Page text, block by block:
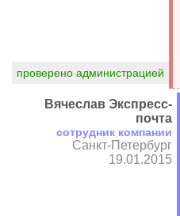
проверено администрацией
Вячеслав Экспресс-
почта
сотрудник компании
Санкт-Петербург
19.01.2015